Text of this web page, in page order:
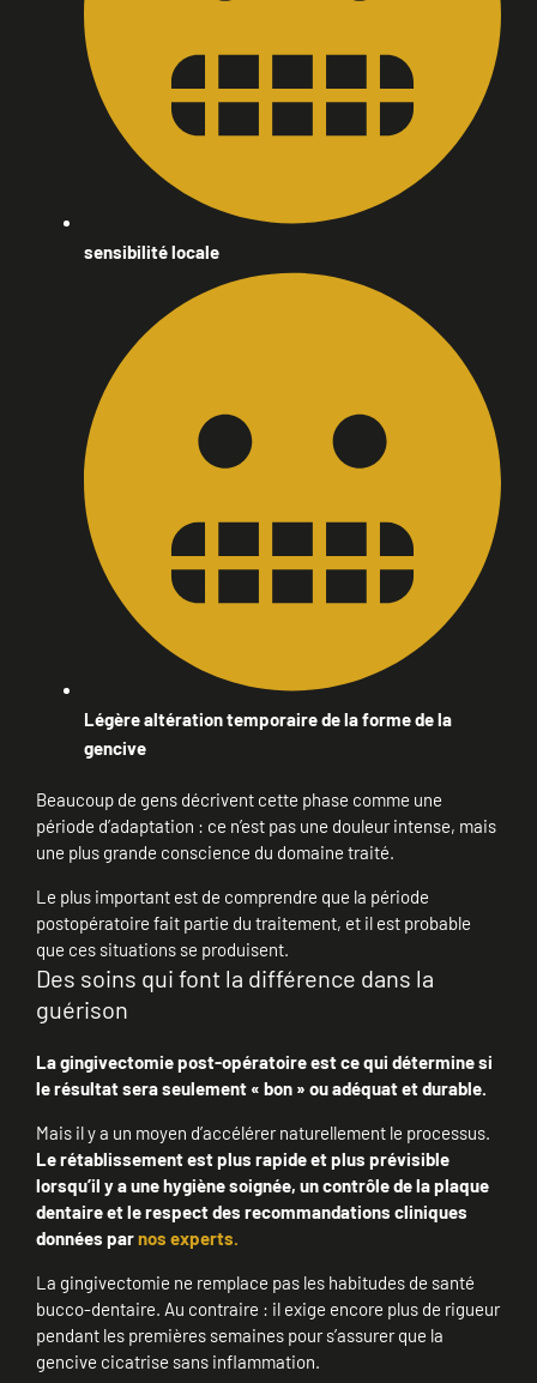
sensibilité locale
Légère altération temporaire de la forme de la
gencive
Beaucoup de gens décrivent cette phase comme une
période d’adaptation : ce n’est pas une douleur intense, mais
une plus grande conscience du domaine traité.
Le plus important est de comprendre que la période
postopératoire fait partie du traitement, et il est probable
que ces situations se produisent.
Des soins qui font la différence dans la
guérison
La gingivectomie post-opératoire est ce qui détermine si
le résultat sera seulement « bon » ou adéquat et durable.
Mais il y a un moyen d’accélérer naturellement le processus.
Le rétablissement est plus rapide et plus prévisible
lorsqu’il y a une hygiène soignée, un contrôle de la plaque
dentaire et le respect des recommandations cliniques
données parnos experts.
La gingivectomie ne remplace pas les habitudes de santé
bucco-dentaire. Au contraire : il exige encore plus de rigueur
pendant les premières semaines pour s’assurer que la
gencive cicatrise sans inflammation.